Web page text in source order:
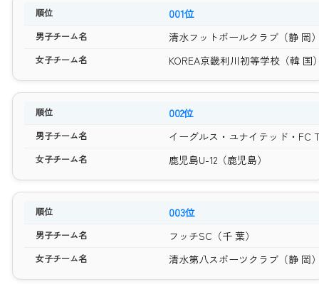
001位
清水フットボールクラブ（静 岡
KOREA京畿利川初等学校（韓 国
002位
イーグルス・ユナイテッド・FC
鹿児島U-12（鹿児島）
003位
フッチSC（千 葉）
清水第八スポーツクラブ（静 岡